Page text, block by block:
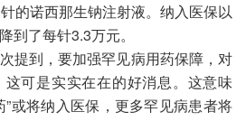
的诺西那生钠注射液。纳入医保以
到了每针3.3万元。
提到，要加强罕见病用药保障，对
可是实实在在的好消息。这意味
”或将纳入医保，更多罕见病患者将